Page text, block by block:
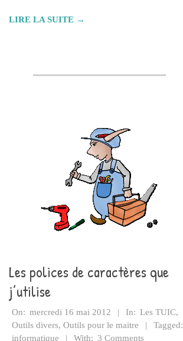
LIRE LA SUITE →
Les polices de caractères que
j’utilise
2012-
05-
On: mercredi 16 mai 2012 In: Les TUIC,
Outils divers, Outils pour le maitre
Tagged:
informatique
With: 3 Comments